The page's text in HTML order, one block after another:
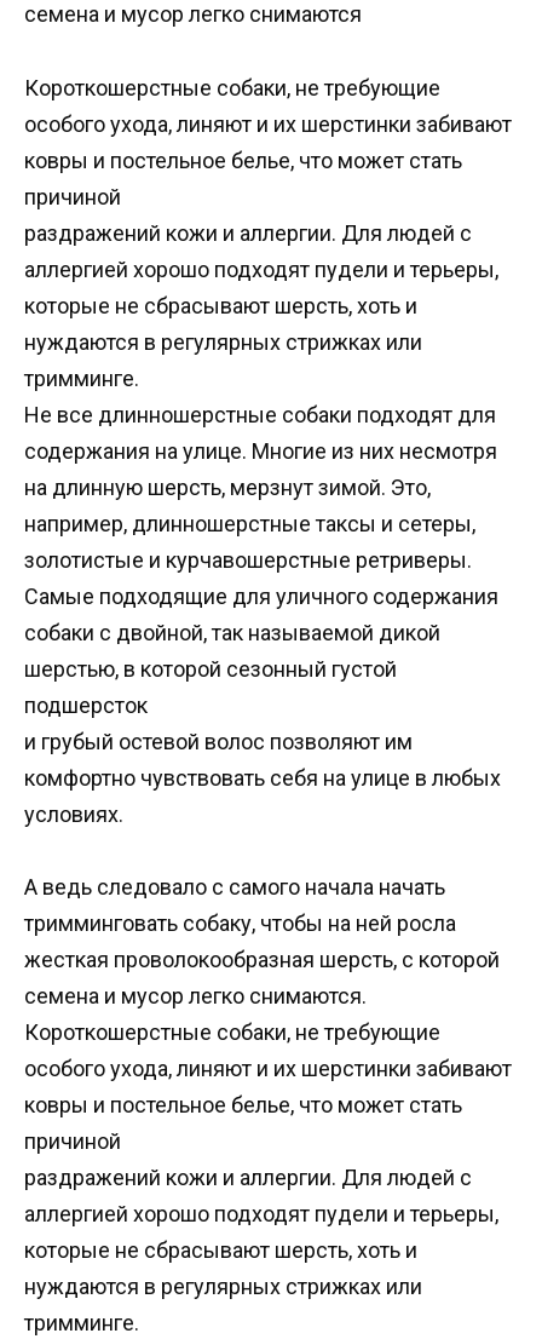
семена и мусор легко снимаются
Короткошерстные собаки, не требующие
особого ухода, линяют и их шерстинки забивают
ковры и постельное белье, что может стать
причиной
раздражений кожи и аллергии. Для людей с
аллергией хорошо подходят пудели и терьеры,
которые не сбрасывают шерсть, хоть и
нуждаются в регулярных стрижках или
тримминге.
Не все длинношерстные собаки подходят для
содержания на улице. Многие из них несмотря
на длинную шерсть, мерзнут зимой. Это,
например, длинношерстные таксы и сетеры,
золотистые и курчавошерстные ретриверы.
Самые подходящие для уличного содержания
собаки с двойной, так называемой дикой
шерстью, в которой сезонный густой
подшерсток
и грубый остевой волос позволяют им
комфортно чувствовать себя на улице в любых
условиях.
А ведь следовало с самого начала начать
тримминговать собаку, чтобы на ней росла
жесткая проволокообразная шерсть, с которой
семена и мусор легко снимаются.
Короткошерстные собаки, не требующие
особого ухода, линяют и их шерстинки забивают
ковры и постельное белье, что может стать
причиной
раздражений кожи и аллергии. Для людей с
аллергией хорошо подходят пудели и терьеры,
которые не сбрасывают шерсть, хоть и
нуждаются в регулярных стрижках или
тримминге.